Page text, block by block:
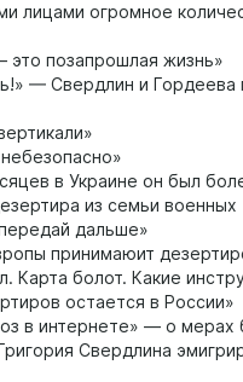
лицами огромное
это позапрошлая жизнь»
— Свердлин и Гордеева
в Украине он был
из семьи военных
дальше»
принимаюит
Карта болот. Какие
остается в России»
в интернете» — о мерах
Свердлина